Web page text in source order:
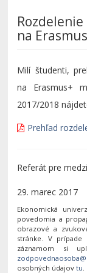
na
Milí študenti,
na Erasmus+
2017/2018
Prehľad
Referát pre
29. marec 2017
Ekonomická
povedomia a
obrazové a
stránke. V
záznamom si
osobných údajovtu.